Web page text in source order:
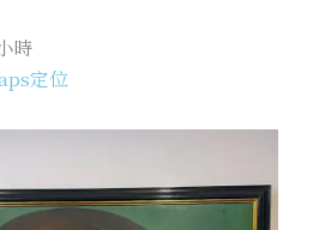
時
定位